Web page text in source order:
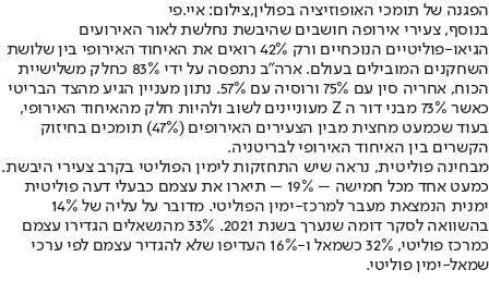
הפגנה של תומכי האופוזיציה בפולין,צילום: איי.פי
בנוסף, צעירי אירופה חושבים שהיבשת נחלשת לאור האירועים
הגיאו-פוליטיים הנוכחיים ורק 42% רואים את האיחוד האירופי בין שלושת
השחקנים המובילים בעולם. ארה"ב נתפסה על ידי 83% כחלק משלישיית
הכוח, אחריה סין עם 75% ורוסיה עם 57%. נתון מעניין הגיע מהצד הבריטי
כאשר 73% מבני דור ה Z מעוניינים לשוב ולהיות חלק מהאיחוד האירופי,
בעוד שכמעט מחצית מבין הצעירים האירופים (47%) תומכים בחיזוק
הקשרים בין האיחוד האירופי לבריטניה.
מבחינה פוליטית, נראה שיש התחזקות לימין הפוליטי בקרב צעירי היבשת.
כמעט אחד מכל חמישה – 19% – תיארו את עצמם כבעלי דעה פוליטית
ימנית הנמצאת מעבר למרכז-ימין הפוליטי. מדובר על עליה של 14%
בהשוואה לסקר דומה שנערך בשנת 2021. 33% מהנשאלים הגדירו עצמם
כמרכז פוליטי, 32% כשמאל ו-16% העדיפו שלא להגדיר עצמם לפי ערכי
שמאל-ימין פוליטי.